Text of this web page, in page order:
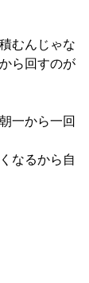
むんじゃな
ら回すのが
一から一回
なるから自